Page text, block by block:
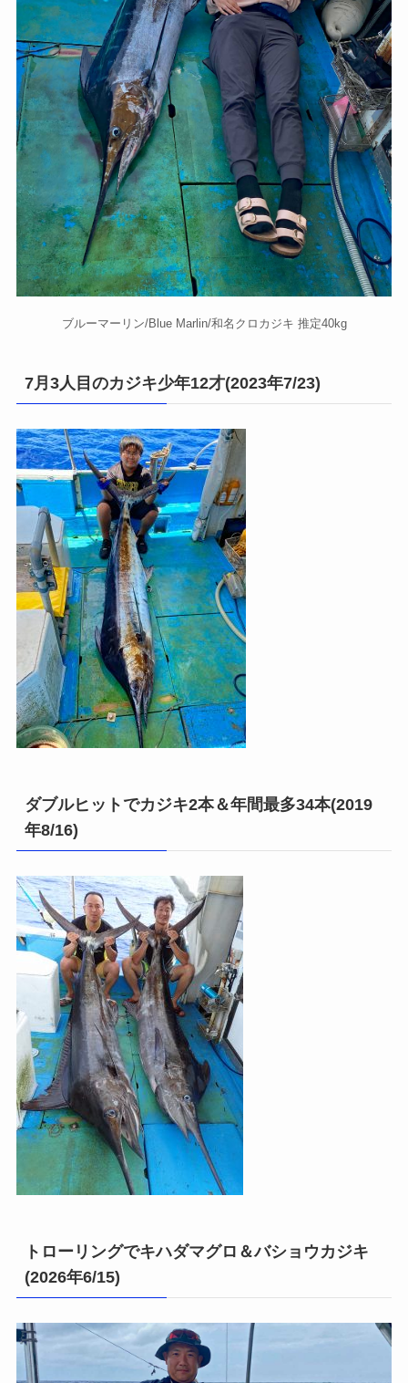
ブルーマーリン/Blue Marlin/和名クロカジキ 推定40kg
7月3人目のカジキ少年12才(2023年7/23)
ダブルヒットでカジキ2本＆年間最多34本(2019
年8/16)
トローリングでキハダマグロ＆バショウカジキ
(2026年6/15)